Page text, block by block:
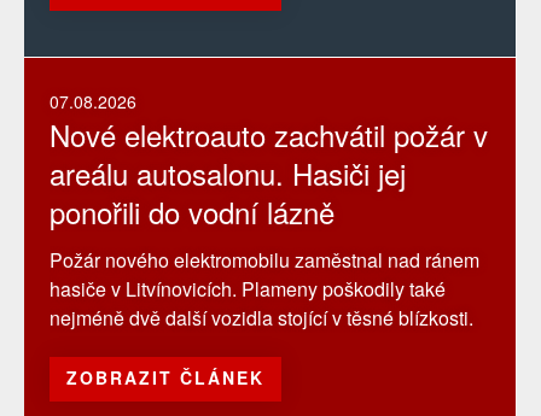
07.08.2026
Nové elektroauto zachvátil požár v
areálu autosalonu. Hasiči jej
ponořili do vodní lázně
Požár nového elektromobilu zaměstnal nad ránem
hasiče v Litvínovicích. Plameny poškodily také
nejméně dvě další vozidla stojící v těsné blízkosti.
ZOBRAZIT ČLÁNEK